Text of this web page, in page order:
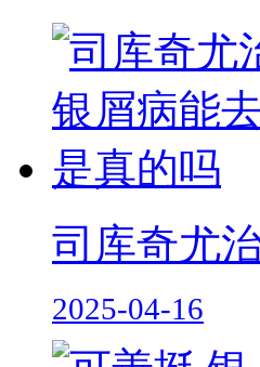
司库奇尤
2025-04-16